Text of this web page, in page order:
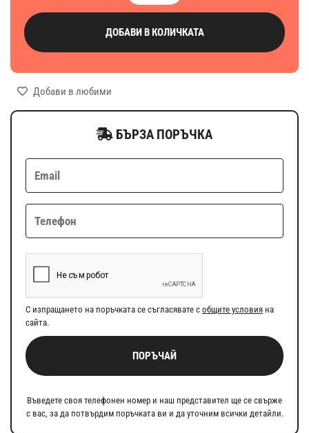
ДОБАВИ В КОЛИЧКАТА
Добави в любими
БЪРЗА ПОРЪЧКА
С изпращането на поръчката се съгласявате с общите условия на
сайта.
ПОРЪЧАЙ
Въведете своя телефонен номер и наш представител ще се свърже
с вас, за да потвърдим поръчката ви и да уточним всички детайли.